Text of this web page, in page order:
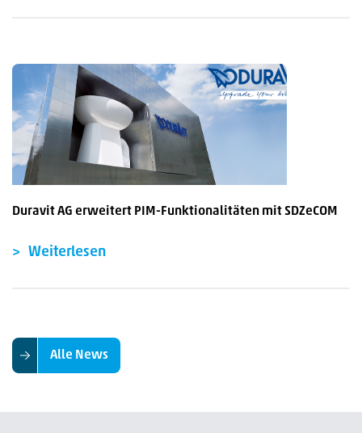
Duravit AG erweitert PIM-Funktionalitäten mit SDZeCOM
Weiterlesen
Alle News